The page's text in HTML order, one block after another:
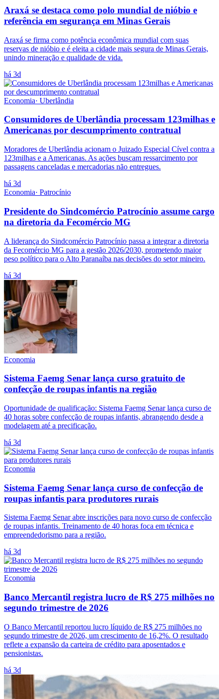
Araxá se destaca como polo mundial de nióbio e
referência em segurança em Minas Gerais
Araxá se firma como potência econômica mundial com suas
reservas de nióbio e é eleita a cidade mais segura de Minas Gerais,
unindo mineração e qualidade de vida.
há 3d
Economia· Uberlândia
Consumidores de Uberlândia processam 123milhas e
Americanas por descumprimento contratual
Moradores de Uberlândia acionam o Juizado Especial Cível contra a
123milhas e a Americanas. As ações buscam ressarcimento por
passagens canceladas e mercadorias não entregues.
há 3d
Economia· Patrocínio
Presidente do Sindcomércio Patrocínio assume cargo
na diretoria da Fecomércio MG
A liderança do Sindcomércio Patrocínio passa a integrar a diretoria
da Fecomércio MG para a gestão 2026/2030, prometendo maior
peso político para o Alto Paranaíba nas decisões do setor mineiro.
há 3d
Economia
Sistema Faemg Senar lança curso gratuito de
confecção de roupas infantis na região
Oportunidade de qualificação: Sistema Faemg Senar lança curso de
40 horas sobre confecção de roupas infantis, abrangendo desde a
modelagem até a precificação.
há 3d
Economia
Sistema Faemg Senar lança curso de confecção de
roupas infantis para produtores rurais
Sistema Faemg Senar abre inscrições para novo curso de confecção
de roupas infantis. Treinamento de 40 horas foca em técnica e
empreendedorismo para a região.
há 3d
Economia
Banco Mercantil registra lucro de R$ 275 milhões no
segundo trimestre de 2026
O Banco Mercantil reportou lucro líquido de R$ 275 milhões no
segundo trimestre de 2026, um crescimento de 16,2%. O resultado
reflete a expansão da carteira de crédito para aposentados e
pensionistas.
há 3d